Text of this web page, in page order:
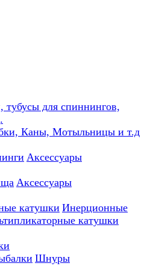
тубусы для спиннингов,
Каны, Мотыльницы и т.д
Аксессуары
Аксессуары
катушки Инерционные
катушки
Шнуры